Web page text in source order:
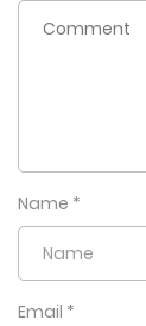
Name *
Email *